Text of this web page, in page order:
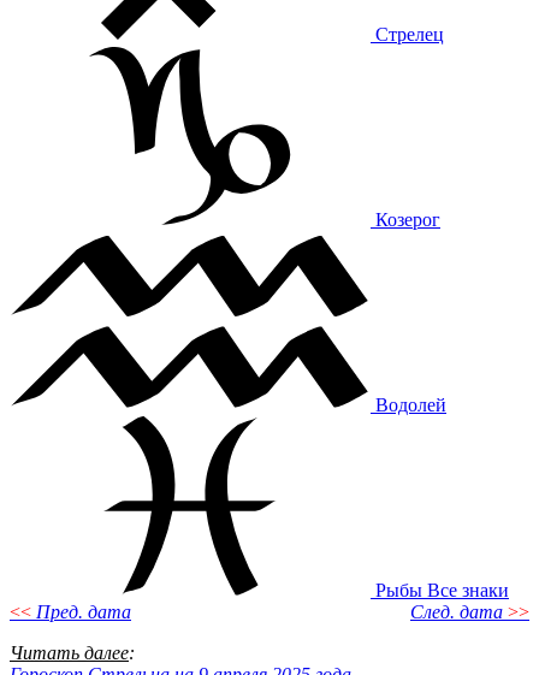
Стрелец
Козерог
Водолей
Рыбы Все знаки
<< Пред. дата След. дата >>
Читать далее: